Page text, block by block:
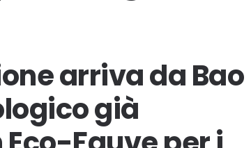
arriva da Bao
già